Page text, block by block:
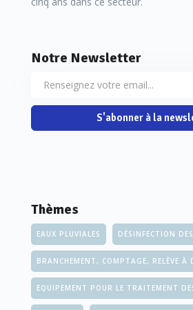
appartenaient donc à une ville gallo-
chanoine nommé La Mure signale,
développement de l'archéologie,
étudié.
Notre Newsletter
S'abonner à la
Thèmes
EAUX PLUVIALES DÉSINFECTION
BRANCHEMENT, COMPTAGE, RELÈVE À
EQUIPEMENT POUR LE TRAITEMENT